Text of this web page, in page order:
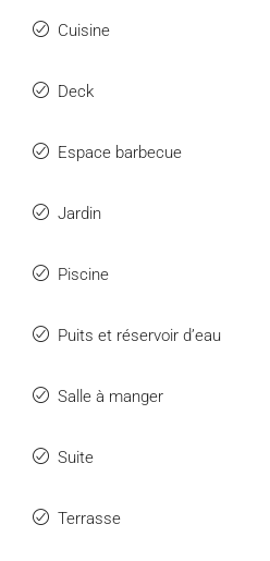
Cuisine
Deck
Espace barbecue
Jardin
Piscine
Puits et réservoir d’eau
Salle à manger
Suite
Terrasse